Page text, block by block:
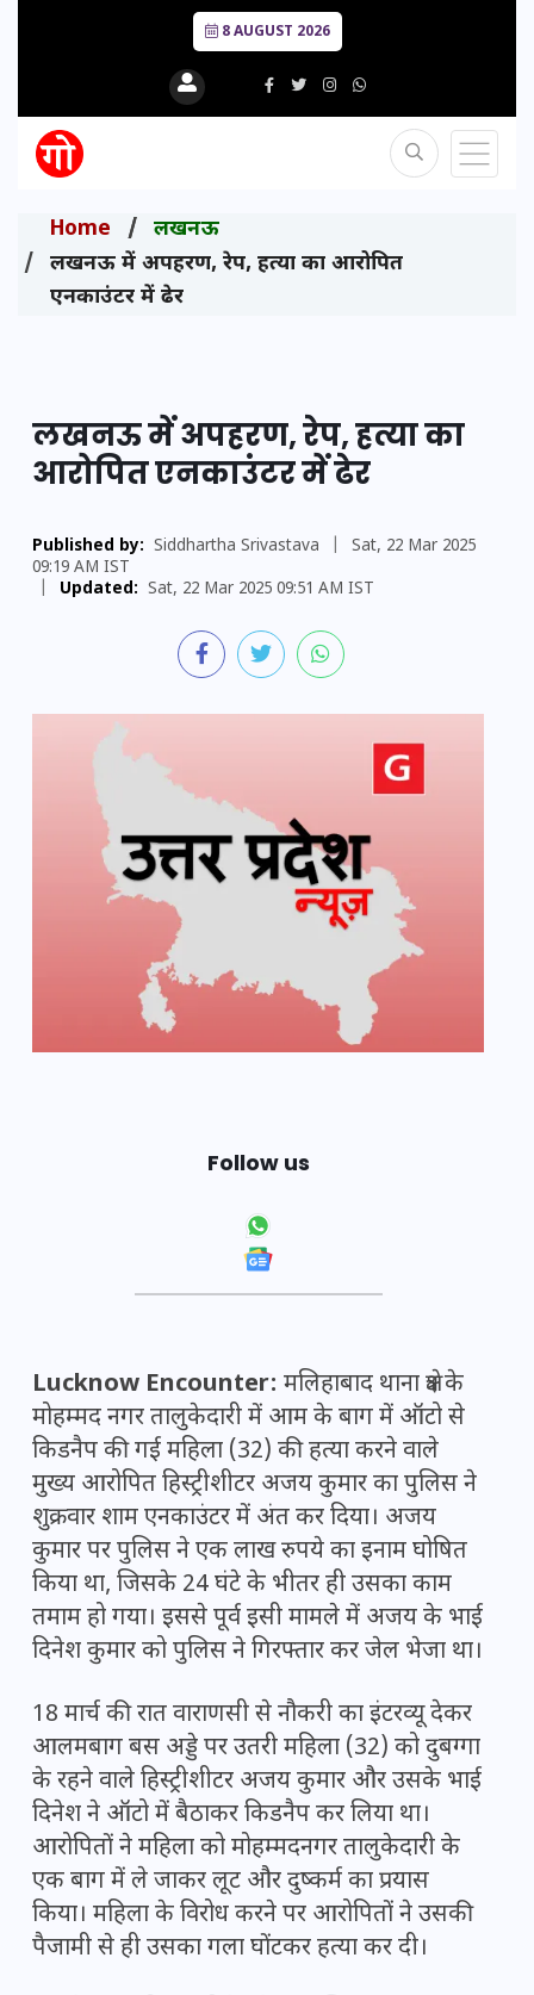
8 AUGUST 2026
Home
लखनऊ
लखनऊ में अपहरण, रेप, हत्या का आरोपित
एनकाउंटर में ढेर
लखनऊ में अपहरण, रेप, हत्या का
आरोपित एनकाउंटर में ढेर
Published by: Siddhartha Srivastava
Sat, 22 Mar 2025
09:19 AM IST
Updated: Sat, 22 Mar 2025 09:51 AM IST
Follow us
Lucknow Encounter: मलिहाबाद थाना क्षेत्र के
मोहम्मद नगर तालुकेदारी में आम के बाग में ऑटो से
किडनैप की गई महिला (32) की हत्या करने वाले
मुख्य आरोपित हिस्ट्रीशीटर अजय कुमार का पुलिस ने
शुक्रवार शाम एनकाउंटर में अंत कर दिया। अजय
कुमार पर पुलिस ने एक लाख रुपये का इनाम घोषित
किया था, जिसके 24 घंटे के भीतर ही उसका काम
तमाम हो गया। इससे पूर्व इसी मामले में अजय के भाई
दिनेश कुमार को पुलिस ने गिरफ्तार कर जेल भेजा था।
18 मार्च की रात वाराणसी से नौकरी का इंटरव्यू देकर
आलमबाग बस अड्डे पर उतरी महिला (32) को दुबग्गा
के रहने वाले हिस्ट्रीशीटर अजय कुमार और उसके भाई
दिनेश ने ऑटो में बैठाकर किडनैप कर लिया था।
आरोपितों ने महिला को मोहम्मदनगर तालुकेदारी के
एक बाग में ले जाकर लूट और दुष्कर्म का प्रयास
किया। महिला के विरोध करने पर आरोपितों ने उसकी
पैजामी से ही उसका गला घोंटकर हत्या कर दी।